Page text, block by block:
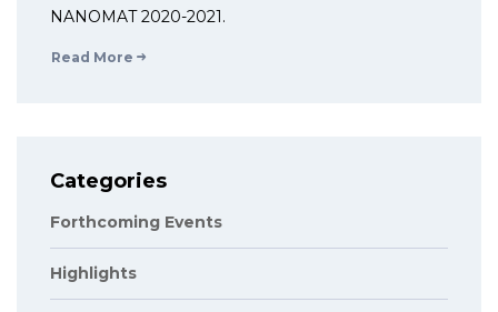
NANOMAT 2020-2021.
Read More
Categories
Forthcoming Events
Highlights